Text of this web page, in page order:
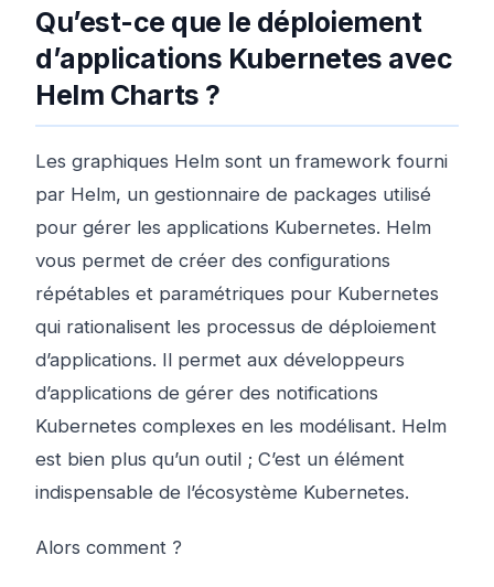
Qu’est-ce que le déploiement
d’applications Kubernetes avec
Helm Charts ?
Les graphiques Helm sont un framework fourni
par Helm, un gestionnaire de packages utilisé
pour gérer les applications Kubernetes. Helm
vous permet de créer des configurations
répétables et paramétriques pour Kubernetes
qui rationalisent les processus de déploiement
d’applications. Il permet aux développeurs
d’applications de gérer des notifications
Kubernetes complexes en les modélisant. Helm
est bien plus qu’un outil ; C’est un élément
indispensable de l’écosystème Kubernetes.
Alors comment ?